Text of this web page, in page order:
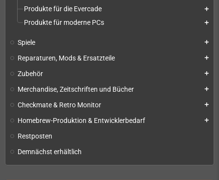
Produkte für die Evercade
add
Produkte für moderne PCs add
Spiele add
Reparaturen, Mods & Ersatzteile add
Zubehör add
Merchandise, Zeitschriften und Bücher add
Checkmate & Retro Monitor add
Homebrew-Produktion & Entwicklerbedarf add
Restposten
Demnächst erhältlich